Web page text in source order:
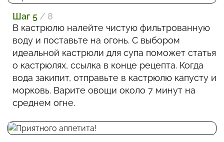
Шаг 5 / 8
В кастрюлю налейте чистую фильтрованную
воду и поставьте на огонь. С выбором
идеальной кастрюли для супа поможет статья
о кастрюлях, ссылка в конце рецепта. Когда
вода закипит, отправьте в кастрюлю капусту и
морковь. Варите овощи около 7 минут на
среднем огне.